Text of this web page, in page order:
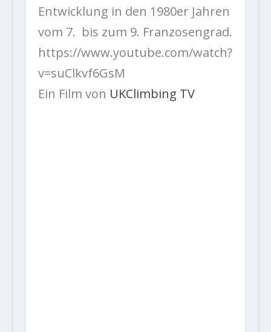
Entwicklung in den 1980er Jahren
vom 7. bis zum 9. Franzosengrad.
https://www.youtube.com/watch?
v=suClkvf6GsM
Ein Film von UKClimbing TV